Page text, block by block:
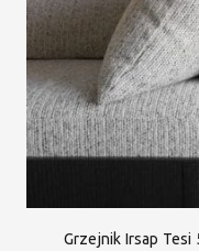
Grzejnik Irsap Tesi